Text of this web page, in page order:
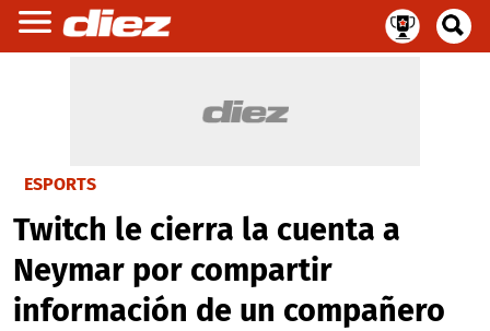
ESPORTS
Twitch le cierra la cuenta a
Neymar por compartir
información de un compañero